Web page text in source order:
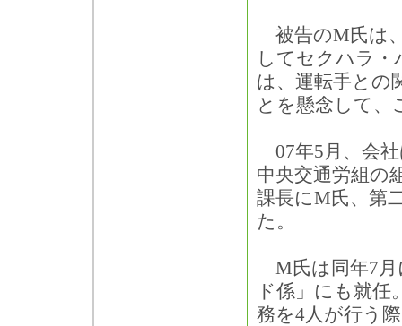
被告のM氏は
してセクハラ
は、運転手との
とを懸念して、
07年5月、会
中央交通労組の
課長にM氏、第
た。
M氏は同年7月
ド係」にも就
務を4人が行う